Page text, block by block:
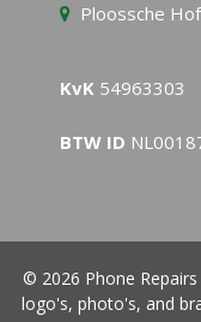
Ploossche
KvK 54963303
BTW ID
© 2026 Phone Repairs
logo's, photo's, and